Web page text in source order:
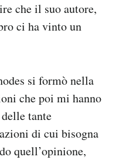
che il suo autore,
ci ha vinto un
si formò nella
che poi mi hanno
tante
di cui bisogna
quell’opinione,